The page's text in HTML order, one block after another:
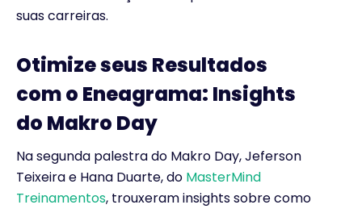
suas carreiras.
Otimize seus Resultados
com o Eneagrama: Insights
do Makro Day
Na segunda palestra do Makro Day, Jeferson
Teixeira e Hana Duarte, do MasterMind
Treinamentos, trouxeram insights sobre como